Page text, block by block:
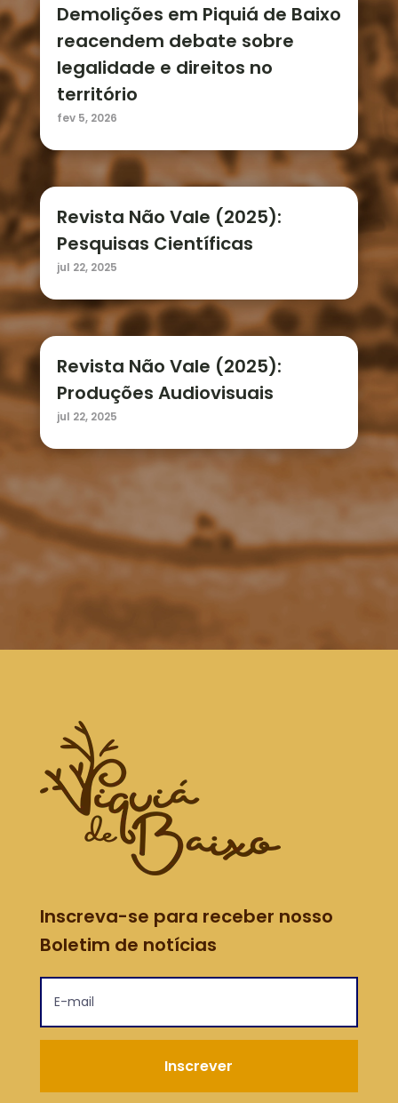
Demolições em Piquiá de Baixo
reacendem debate sobre
legalidade e direitos no
território
fev 5, 2026
Revista Não Vale (2025):
Pesquisas Científicas
jul 22, 2025
Revista Não Vale (2025):
Produções Audiovisuais
jul 22, 2025
Inscreva-se para receber nosso
Boletim de notícias
Inscrever